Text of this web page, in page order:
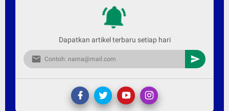
Dapatkan artikel terbaru setiap hari